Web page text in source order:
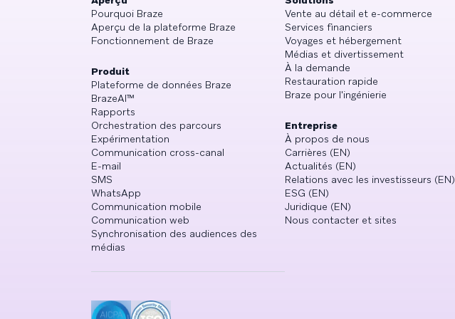
Pourquoi Braze
Aperçu de la plateforme Braze
Fonctionnement de Braze
Produit
Plateforme de données Braze
BrazeAI™
Rapports
Orchestration des parcours
Expérimentation
Communication cross-canal
E-mail
SMS
WhatsApp
Communication mobile
Communication web
Synchronisation des audiences des
médias
Vente au détail et e-commerce
Services financiers
Voyages et hébergement
Médias et divertissement
À la demande
Restauration rapide
Braze pour l'ingénierie
Entreprise
À propos de nous
Carrières (EN)
Actualités (EN)
Relations avec les investisseurs (EN)
ESG (EN)
Juridique (EN)
Nous contacter et sites